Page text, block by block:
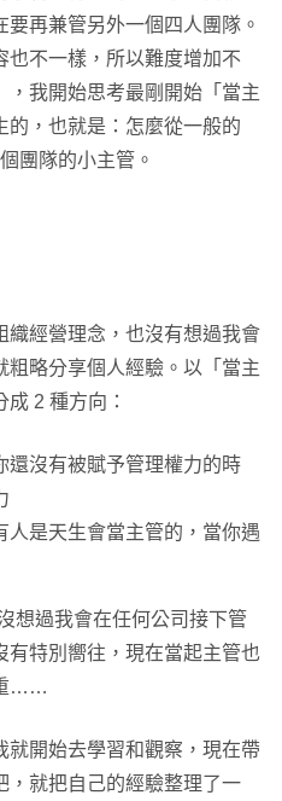
再兼管另外一個四人團隊。
也不一樣，所以難度增加不
，我開始思考最剛開始「當主
的，也就是：怎麼從一般的
團隊的小主管。
織經營理念，也沒有想過我會
粗略分享個人經驗。以「當主
2 種方向：
還沒有被賦予管理權力的時
人是天生會當主管的，當你遇
想過我會在任何公司接下管
有特別嚮往，現在當起主管也
……
開始去學習和觀察，現在帶
，就把自己的經驗整理了一